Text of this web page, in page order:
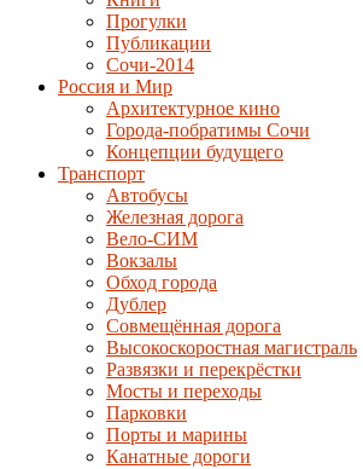
Прогулки
Публикации
Сочи-2014
Россия и Мир
Архитектурное кино
Города-побратимы Сочи
Концепции будущего
Транспорт
Автобусы
Железная дорога
Вело-СИМ
Вокзалы
Обход города
Дублер
Совмещённая дорога
Высокоскоростная магистраль
Развязки и перекрёстки
Мосты и переходы
Парковки
Порты и марины
Канатные дороги